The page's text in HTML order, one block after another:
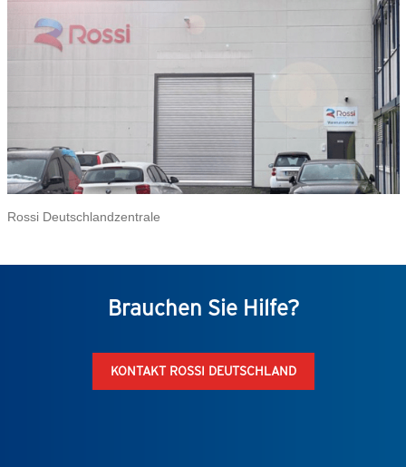
Rossi Deutschlandzentrale
Brauchen Sie Hilfe?
KONTAKT ROSSI DEUTSCHLAND